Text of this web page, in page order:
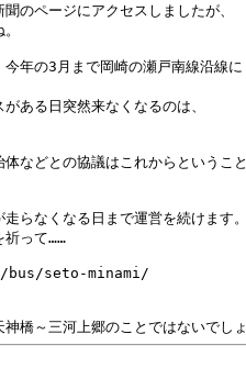
のページにアクセスしましたが、
年の3月まで岡崎の瀬戸南線沿線に
ある日突然来なくなるのは、
などとの協議はこれからというこ
らなくなる日まで運営を続けます
祈って……
bus/seto-minami/